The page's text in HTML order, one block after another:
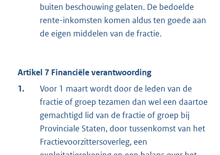
buiten beschouwing gelaten. De bedoelde
rente-inkomsten komen aldus ten goede aan
de eigen middelen van de fractie.
Artikel 7 Financiële verantwoording
1.
Voor 1 maart wordt door de leden van de
fractie of groep tezamen dan wel een daartoe
gemachtigd lid van de fractie of groep bij
Provinciale Staten, door tussenkomst van het
Fractievoorzittersoverleg, een